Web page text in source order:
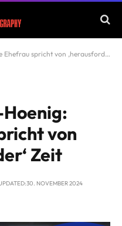
spricht von ‚herausfordernder‘ Zeit
von
Zeit
30. NOVEMBER 2024